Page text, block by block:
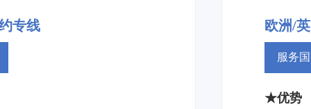
专线 欧洲/
服务
★优势